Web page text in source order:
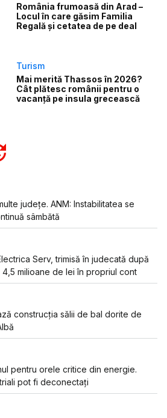
România frumoasă din Arad –
Locul în care găsim Familia
Regală și cetatea de pe deal
Turism
Mai merită Thassos în 2026?
Cât plătesc românii pentru o
vacanță pe insula grecească
județe. ANM: Instabilitatea se
sâmbătă
Serv, trimisă în judecată după
milioane de lei în propriul cont
construcția sălii de bal dorite de
pentru orele critice din energie.
pot fi deconectați